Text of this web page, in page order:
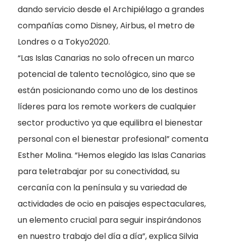
dando servicio desde el Archipiélago a grandes
compañías como Disney, Airbus, el metro de
Londres o a Tokyo2020.
“Las Islas Canarias no solo ofrecen un marco
potencial de talento tecnológico, sino que se
están posicionando como uno de los destinos
líderes para los remote workers de cualquier
sector productivo ya que equilibra el bienestar
personal con el bienestar profesional” comenta
Esther Molina. “Hemos elegido las Islas Canarias
para teletrabajar por su conectividad, su
cercanía con la península y su variedad de
actividades de ocio en paisajes espectaculares,
un elemento crucial para seguir inspirándonos
en nuestro trabajo del día a día”, explica Silvia